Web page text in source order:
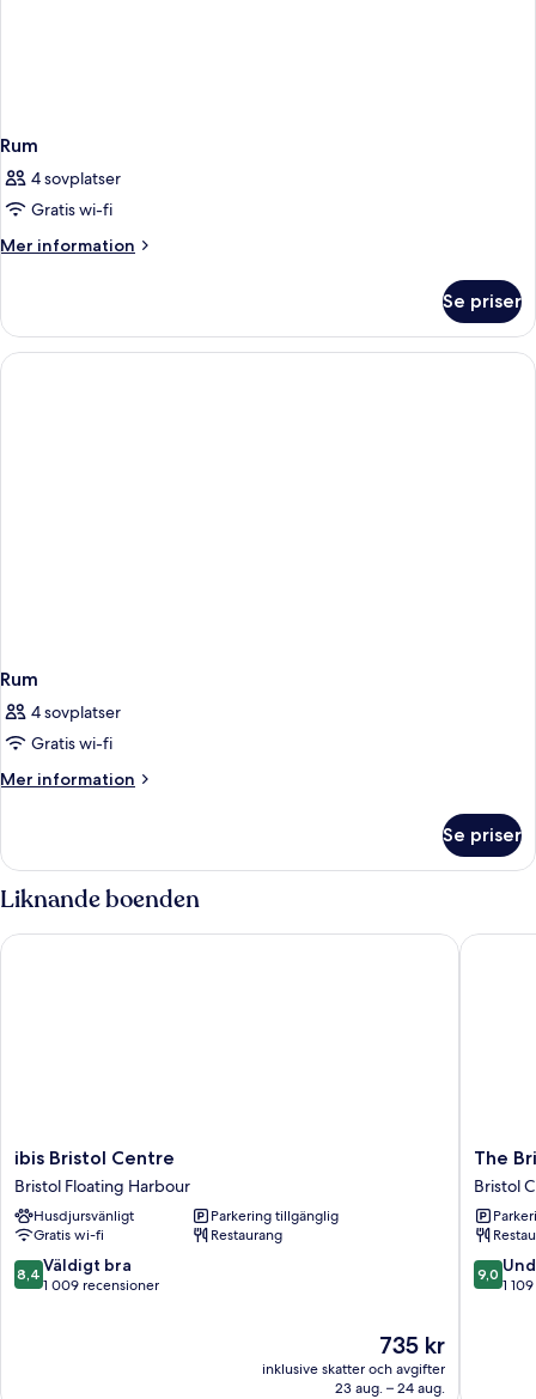
Rum
4 sovplatser
Gratis wi-fi
Mer information
Mer
Se priser
Rum
4 sovplatser
Gratis wi-fi
Mer information
Mer
Se priser
Liknande boenden
ibis
Bristol
Centre
Bristol
Floating
Harbour
ibis Bristol Centre
Bristol Floating Harbour
Husdjursvänligt
Parkering tillgänglig
Gratis wi-fi
Restaurang
8.4
av
8,4 Väldigt bra
1 009 recensioner
Priset
är
735 kr
735 kr
inklusive skatter och avgifter
23 aug. – 24 aug.
ibis Bristol Centre
The
Bristol
Hotel
Bristol
City
Centre
The
Bristol
9.0
av
9,0
1
The